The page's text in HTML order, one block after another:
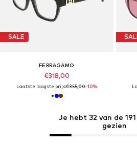
Je hebt 32 van de
gezien
SALE
FERRAGAMO
€318,00
Laatste laagste prijs:€355,00-10%